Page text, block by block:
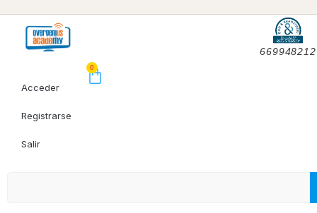
669948212
Acceder
Registrarse
Salir
0